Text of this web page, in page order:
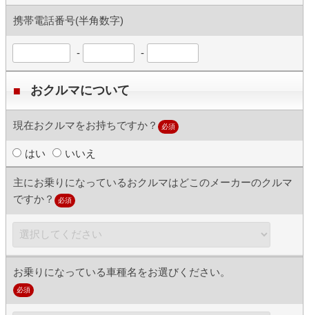
携帯電話番号(半角数字)
- -
おクルマについて
現在おクルマをお持ちですか？ 必須
はい いいえ
主にお乗りになっているおクルマはどこのメーカーのクルマ
ですか？
必須
お乗りになっている車種名をお選びください。
必須